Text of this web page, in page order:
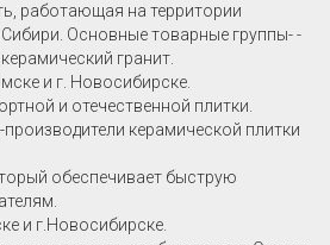
работающая на территории
Основные товарные группы- -
гранит.
и г. Новосибирске.
и отечественной плитки.
керамической плитки
обеспечивает быструю
и г.Новосибирске.